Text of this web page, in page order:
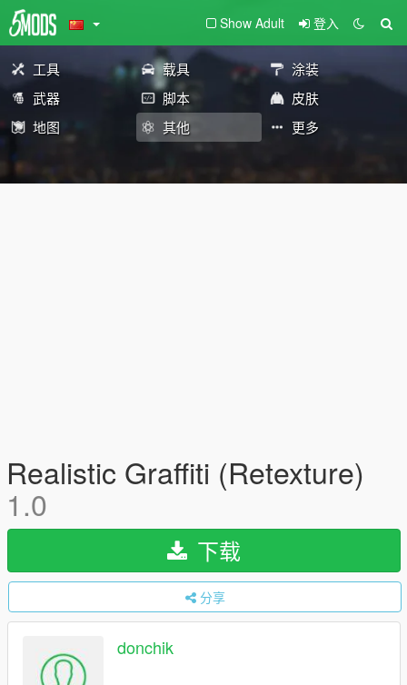
Show Adult 登入
工具 载具
涂装
武器
脚本
皮肤
地图
其他 更多
Realistic Graffiti (Retexture)
1.0
下载
分享
donchik